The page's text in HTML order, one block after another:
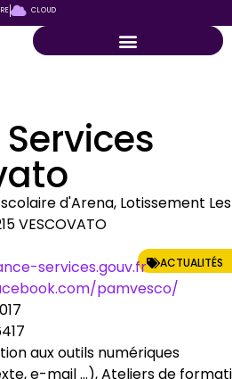
CLOUD
ACTUALITÉS
d'Arena, Lotissement Les
VESCOVATO
services.gouv.fr
pamvesco/
aux outils numériques
e-mail …), Ateliers de